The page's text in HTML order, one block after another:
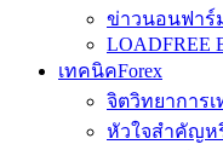
ข่าวนอนฟาร์ม
LOADFREE
เทคนิคForex
จิตวิทยาการเ
หัวใจสำคัญห